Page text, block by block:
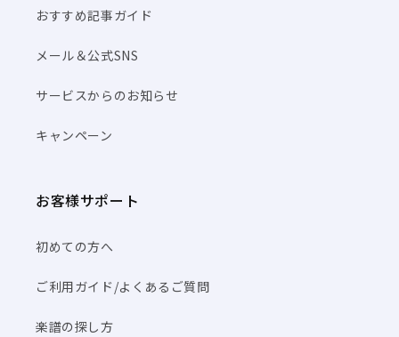
おすすめ記事ガイド
メール＆公式SNS
サービスからのお知らせ
キャンペーン
お客様サポート
初めての方へ
ご利用ガイド/よくあるご質問
楽譜の探し方